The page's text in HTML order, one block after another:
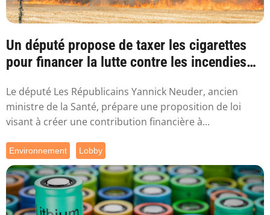
Un député propose de taxer les cigarettes
pour financer la lutte contre les incendies
Le député Les Républicains Yannick Neuder, ancien
ministre de la Santé, prépare une proposition de loi
visant à créer une contribution financière à...
Environnement Lobby